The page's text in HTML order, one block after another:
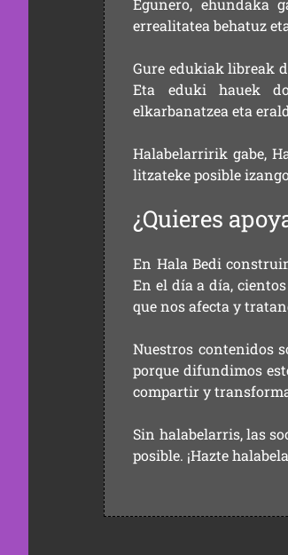
Egunero, ehundaka
errealitatea behatuz
Gure edukiak libreak
Eta eduki hauek
elkarbanatzea eta
Halabelarririk gabe,
litzateke posible
¿Quieres
En Hala Bedi
En el día a día,
que nos afecta y
Nuestros contenidos
porque difundimos
compartir y
Sin halabelarris, las
posible. ¡Hazte